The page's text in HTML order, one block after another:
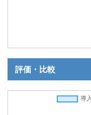
評価・比較